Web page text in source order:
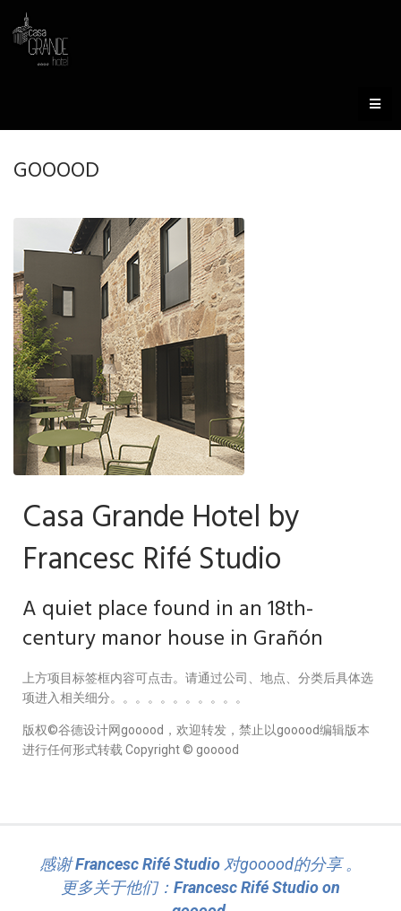
GOOOOD
Casa Grande Hotel by
Francesc Rifé Studio
A quiet place found in an 18th-
century manor house in Grañón
上方项目标签框内容可点击。请通过公司、地点、分类后具体选
项进入相关细分。。。。。。。。。。。
版权©️谷德设计网gooood，欢迎转发，禁止以gooood编辑版本
进行任何形式转载 Copyright © gooood
感谢Francesc Rifé Studio 对gooood的分享 。
更多关于他们： Francesc Rifé Studio on